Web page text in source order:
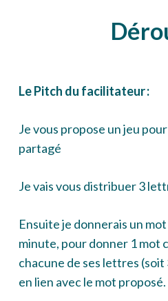
Le Pitch du facilitateur :
Je vous propose un jeu
partagé
Je vais vous distribuer 3
Ensuite je donnerais un
minute, pour donner 1 mot
chacune de ses lettres (soit
en lien avec le mot proposé.